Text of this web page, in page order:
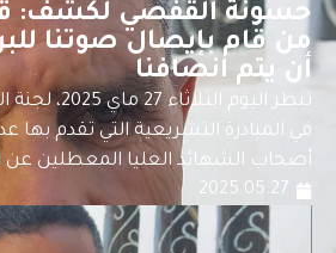
حسونة القفصي لكشف:
من قام بإيصال صوتنا
أن يتم انصافنا
تنظر اليوم
في المبادرة التشريعية التي تقدم
أصحاب الشهائد العليا المعطلين عن
2025.05.27